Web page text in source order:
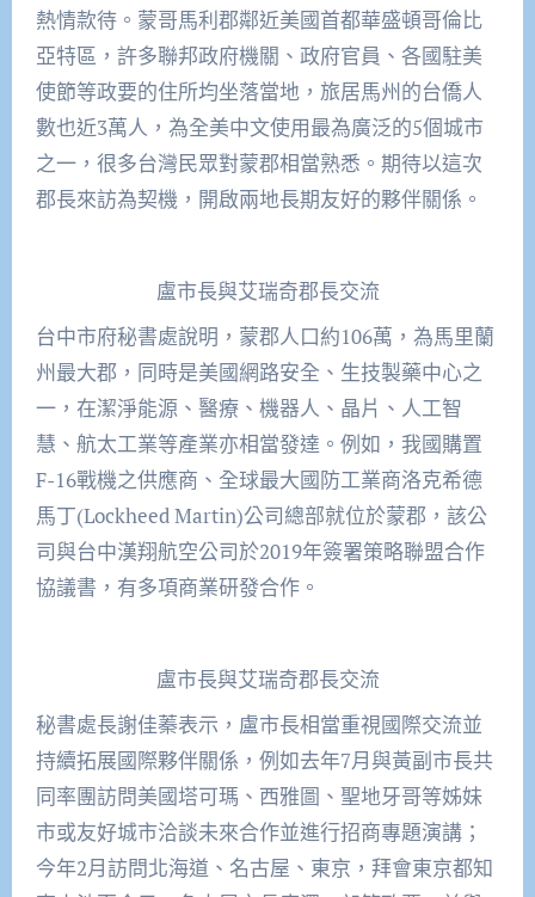
熱情款待。蒙哥馬利郡鄰近美國首都華盛頓哥倫比
亞特區，許多聯邦政府機關、政府官員、各國駐美
使節等政要的住所均坐落當地，旅居馬州的台僑人
數也近3萬人，為全美中文使用最為廣泛的5個城市
之一，很多台灣民眾對蒙郡相當熟悉。期待以這次
郡長來訪為契機，開啟兩地長期友好的夥伴關係。
盧市長與艾瑞奇郡長交流
台中市府秘書處說明，蒙郡人口約106萬，為馬里蘭
州最大郡，同時是美國網路安全、生技製藥中心之
一，在潔淨能源、醫療、機器人、晶片、人工智
慧、航太工業等產業亦相當發達。例如，我國購置
F-16戰機之供應商、全球最大國防工業商洛克希德
馬丁(Lockheed Martin)公司總部就位於蒙郡，該公
司與台中漢翔航空公司於2019年簽署策略聯盟合作
協議書，有多項商業研發合作。
盧市長與艾瑞奇郡長交流
秘書處長謝佳蓁表示，盧市長相當重視國際交流並
持續拓展國際夥伴關係，例如去年7月與黃副市長共
同率團訪問美國塔可瑪、西雅圖、聖地牙哥等姊妹
市或友好城市洽談未來合作並進行招商專題演講；
今年2月訪問北海道、名古屋、東京，拜會東京都知